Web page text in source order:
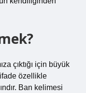
çıktığı için büyük
özellikle
Ban kelimesi